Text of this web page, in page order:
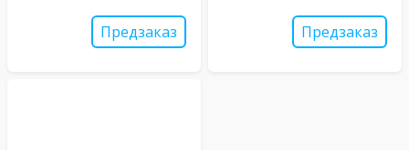
Предзаказ Предзаказ